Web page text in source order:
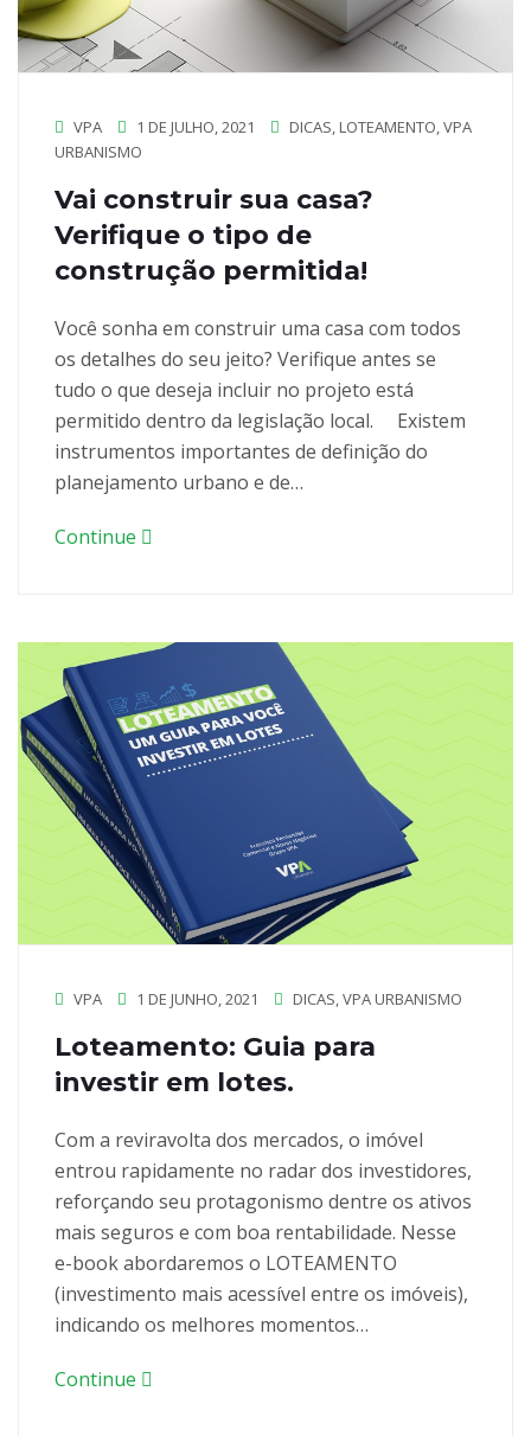
VPA 1 DE JULHO, 2021 DICAS, LOTEAMENTO,VPA
URBANISMO
Vai construir sua casa?
Verifique o tipo de
construção permitida!
Você sonha em construir uma casa com todos
os detalhes do seu jeito? Verifique antes se
tudo o que deseja incluir no projeto está
permitido dentro da legislação local. ⠀ Existem
instrumentos importantes de definição do
planejamento urbano e de…
Continue
VPA 1 DE JUNHO, 2021 DICAS,VPA URBANISMO
Loteamento: Guia para
investir em lotes.
Com a reviravolta dos mercados, o imóvel
entrou rapidamente no radar dos investidores,
reforçando seu protagonismo dentre os ativos
mais seguros e com boa rentabilidade. Nesse
e-book abordaremos o LOTEAMENTO
(investimento mais acessível entre os imóveis),
indicando os melhores momentos…
Continue